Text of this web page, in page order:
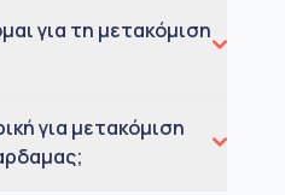
για τη μετακόμιση
για μετακόμιση